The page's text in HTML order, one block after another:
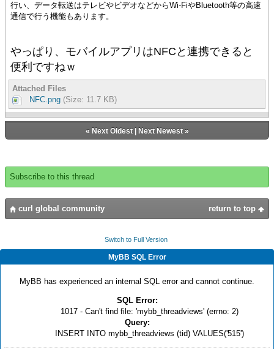
行い、データ転送はテレビやビデオなどからWi-FiやBluetooth等の高速
通信で行う機能もあります。
やっぱり、モバイルアプリはNFCと連携できると
便利ですねｗ
Attached Files
NFC.png (Size: 11.7 KB)
« Next Oldest| Next Newest»
Subscribe to this thread
return to top
curl global community
Switch to Full Version
MyBB SQL Error
MyBB has experienced an internal SQL error and cannot continue.
SQL Error:
1017 - Can't find file: 'mybb_threadviews' (errno: 2)
Query:
INSERT INTO mybb_threadviews (tid) VALUES('515')